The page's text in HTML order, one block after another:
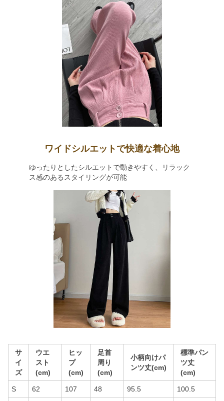
ワイドシルエットで快適な着心地
ゆったりとしたシルエットで動きやすく、リラック
ス感のあるスタイリングが可能
サ
イ
ズ
ウエ
スト
(cm)
ヒッ
プ
(cm)
足首
周り
(cm)
小柄向けパ
ンツ丈(cm)
標準パン
ツ丈
(cm)
S 62 107 48 95.5 100.5